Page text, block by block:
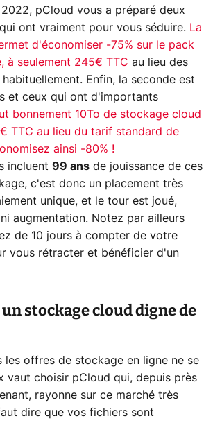
pCloud vous a préparé deux
ont vraiment pour vous séduire. La
d'économiser -75% sur le pack
à seulement 245€ TTC au lieu des
Enfin, la seconde est
et ceux qui ont d'importants
bonnement 10To de stockage cloud
TTC au lieu du tarif standard de
ainsi -80% !
incluent 99 ans de jouissance de ces
c'est donc un placement très
unique, et le tour est joué,
augmentation. Notez par ailleurs
de 10 jours à compter de votre
vous rétracter et bénéficier d'un
stockage cloud digne de
les offres de stockage en ligne ne se
vaut choisir pCloud qui, depuis près
rayonne sur ce marché très
dire que vos fichiers sont